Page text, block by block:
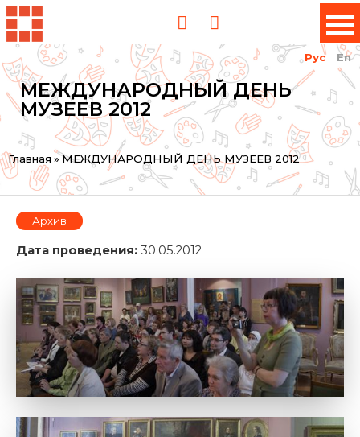
Рус En
МЕЖДУНАРОДНЫЙ ДЕНЬ
МУЗЕЕВ 2012
Вы
здесь
Главная »МЕЖДУНАРОДНЫЙ ДЕНЬ МУЗЕЕВ 2012
Архив
Дата проведения: 30.05.2012